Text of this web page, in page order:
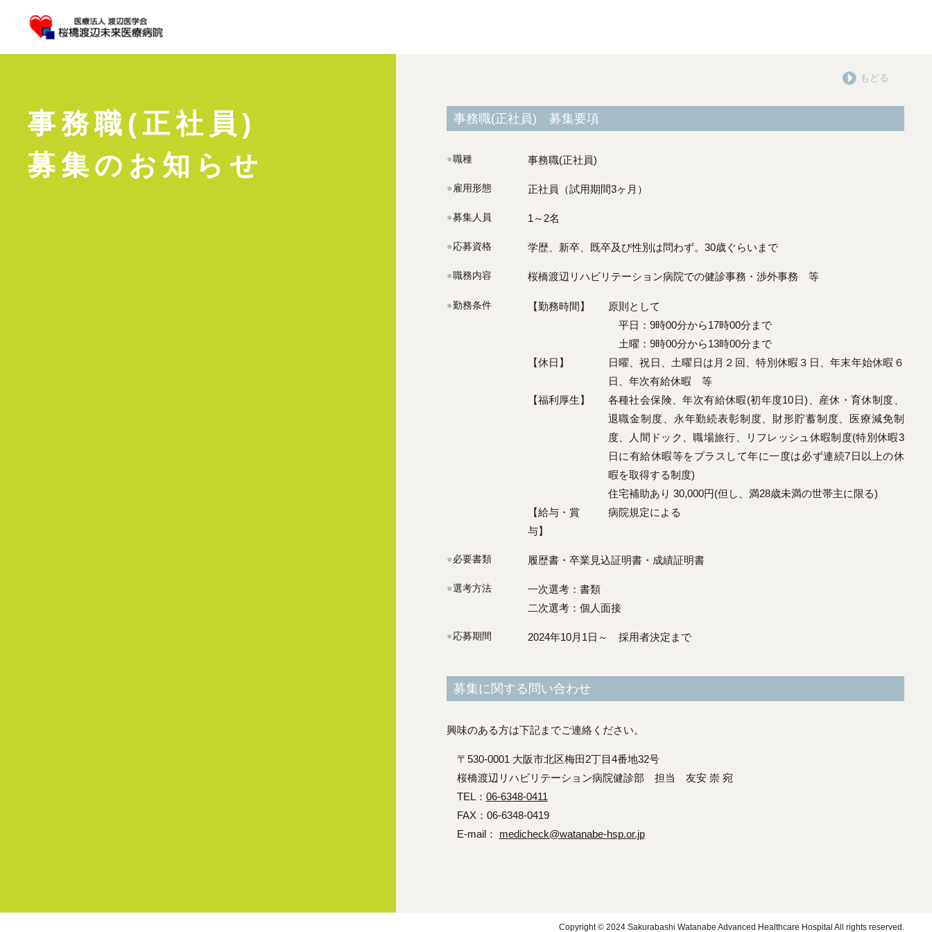
事務職(正社員)
募集のお知らせ
もどる
事務職(正社員) 募集要項
●職種 事務職(正社員)
● 雇用形態 正社員（試用期間3ヶ月）
●募集人員 1～2名
●応募資格 学歴、新卒、既卒及び性別は問わず。30歳ぐらいまで
●職務内容 桜橋渡辺リハビリテーション病院での健診事務・渉外事務 等
●勤務条件 【勤務時間】
原則として
平日：9時00分から17時00分まで
土曜：9時00分から13時00分まで
【休日】
日曜、祝日、土曜日は月２回、特別休暇３日、年末年始休暇６
日、年次有給休暇 等
【福利厚生】
各種社会保険、年次有給休暇(初年度10日)、産休・育休制度、
退職金制度、永年勤続表彰制度、財形貯蓄制度、医療減免制
度、人間ドック、職場旅行、リフレッシュ休暇制度(特別休暇3
日に有給休暇等をプラスして年に一度は必ず連続7日以上の休
暇を取得する制度)
住宅補助あり 30,000円(但し、満28歳未満の世帯主に限る)
【給与・賞
与】
病院規定による
●必要書類 履歴書・卒業見込証明書・成績証明書
●選考方法
一次選考：書類
二次選考：個人面接
●応募期間 2024年10月1日～ 採用者決定まで
募集に関する問い合わせ
興味のある方は下記までご連絡ください。
〒530-0001 大阪市北区梅田2丁目4番地32号
桜橋渡辺リハビリテーション病院健診部 担当 友安 崇 宛
TEL： 06-6348-0411
FAX：06-6348-0419
E-mail： medicheck@watanabe-hsp.or.jp
Copyright © 2024 Sakurabashi Watanabe Advanced Healthcare Hospital All rights reserved.